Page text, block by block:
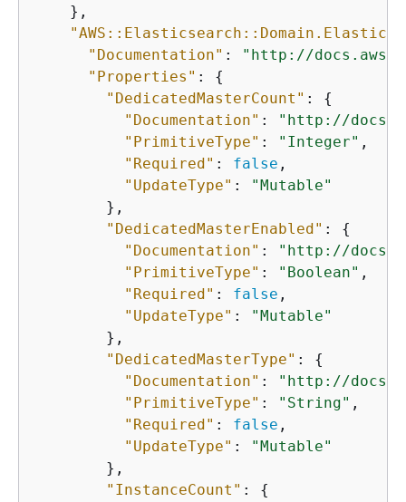
    },
"Documentation" :
"http://
"Properties" : {
"DedicatedMasterCount" : {
"Documentation" :
"http://
"PrimitiveType" : "Integer" ,
"Required" : false ,
"UpdateType" :
"Mutable"
        },
"DedicatedMasterEnabled" : {
"Documentation" :
"http://
"PrimitiveType" : "Boolean" ,
"Required" : false ,
"UpdateType" :
"Mutable"
        },
"DedicatedMasterType" : {
"Documentation" :
"http://
"PrimitiveType" : "String" ,
"Required" : false ,
"UpdateType" :
"Mutable"
        },
"InstanceCount" : {